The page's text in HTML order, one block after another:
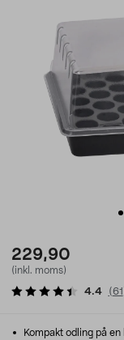
229,90
(inkl. moms)
4.4 (61
Kompakt odling på